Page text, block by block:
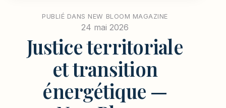
PUBLIÉ DANS NEW BLOOM MAGAZINE
24 mai 2026
Justice territoriale
et transition
énergétique —